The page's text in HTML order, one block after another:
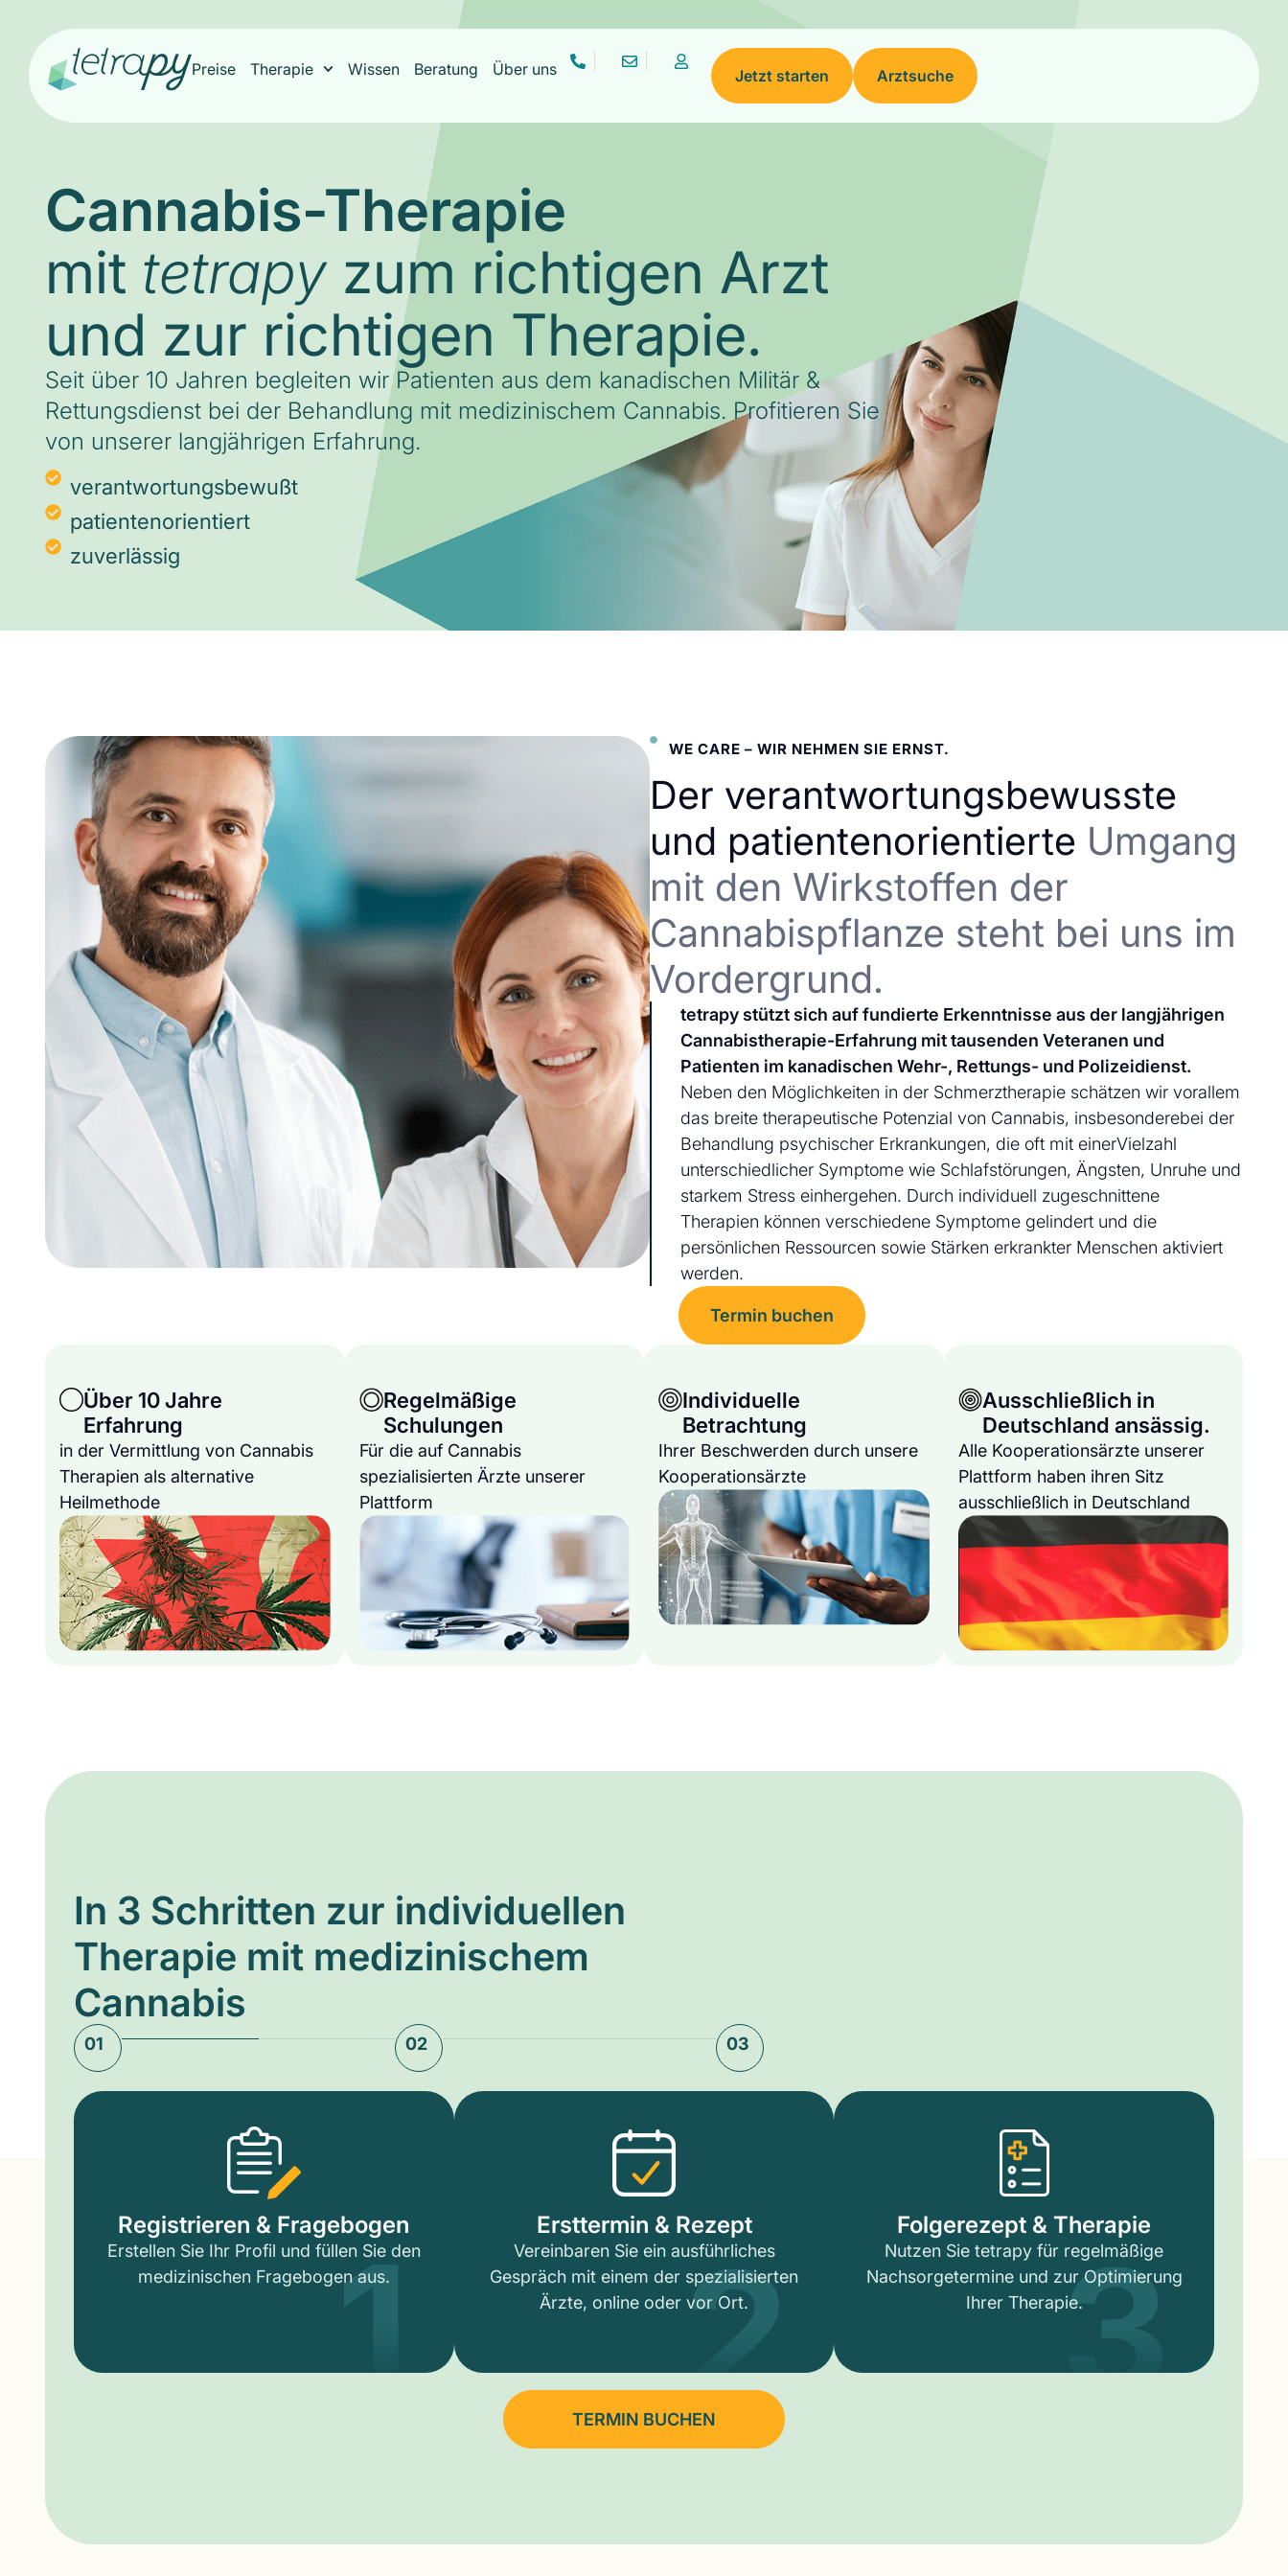
Preise Therapie Wissen Beratung Über uns Jetzt starten Arztsuche
Cannabis-Therapie
mit tetrapyzum richtigen Arzt
und zur richtigen Therapie.
Seit über 10 Jahren begleiten wir Patienten aus dem kanadischen Militär &
Rettungsdienst bei der Behandlung mit medizinischem Cannabis. Profitieren Sie
von unserer langjährigen Erfahrung.
verantwortungsbewußt
patientenorientiert
zuverlässig
WE CARE – WIR NEHMEN SIE ERNST.
Der verantwortungsbewusste
und patientenorientierte Umgang
mit den Wirkstoffen der
Cannabispflanze steht bei uns im
Vordergrund.
tetrapy stützt sich auf fundierte Erkenntnisse aus der langjährigen
Cannabistherapie-Erfahrung mit tausenden Veteranen und
Patienten im kanadischen Wehr-, Rettungs- und Polizeidienst.
Neben den Möglichkeiten in der Schmerztherapie schätzen wir vorallem
das breite therapeutische Potenzial von Cannabis, insbesonderebei der
Behandlung psychischer Erkrankungen, die oft mit einerVielzahl
unterschiedlicher Symptome wie Schlafstörungen, Ängsten, Unruhe und
starkem Stress einhergehen. Durch individuell zugeschnittene
Therapien können verschiedene Symptome gelindert und die
persönlichen Ressourcen sowie Stärken erkrankter Menschen aktiviert
werden.
Termin buchen
Über 10 Jahre
Erfahrung
in der Vermittlung von Cannabis
Therapien als alternative
Heilmethode
Regelmäßige
Schulungen
Für die auf Cannabis
spezialisierten Ärzte unserer
Plattform
Individuelle
Betrachtung
Ihrer Beschwerden durch unsere
Kooperationsärzte
Ausschließlich in
Deutschland ansässig.
Alle Kooperationsärzte unserer
Plattform haben ihren Sitz
ausschließlich in Deutschland
In 3 Schritten zur individuellen
Therapie mit medizinischem
Cannabis
01 02 03
Registrieren & Fragebogen
Erstellen Sie Ihr Profil und füllen Sie den
medizinischen Fragebogen aus.
1 Ersttermin & Rezept
Vereinbaren Sie ein ausführliches
Gespräch mit einem der spezialisierten
Ärzte, online oder vor Ort.
2 Folgerezept & Therapie
Nutzen Sie tetrapy für regelmäßige
Nachsorgetermine und zur Optimierung
Ihrer Therapie.3
TERMIN BUCHEN